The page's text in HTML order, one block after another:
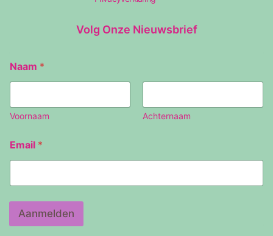
Volg Onze Nieuwsbrief
m
a
l
N
a
m
Naam *
Voornaam Achternaam
Email *
Aanmelden